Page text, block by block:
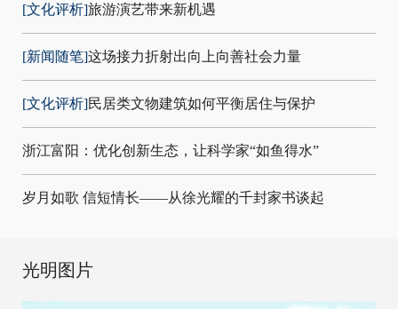
[文化评析]旅游演艺带来新机遇
[新闻随笔]这场接力折射出向上向善社会力量
[文化评析]民居类文物建筑如何平衡居住与保护
浙江富阳：优化创新生态，让科学家“如鱼得水”
岁月如歌 信短情长——从徐光耀的千封家书谈起
光明图片